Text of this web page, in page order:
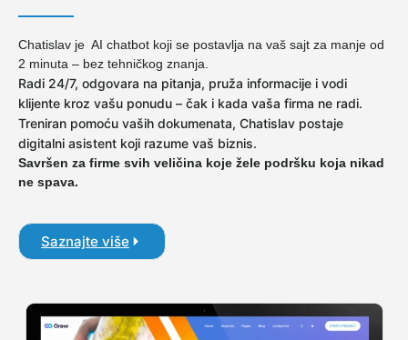
Chatislav je AI chatbot koji se postavlja na vaš sajt za manje od
2 minuta – bez tehničkog znanja.
Radi 24/7, odgovara na pitanja, pruža informacije i vodi
klijente kroz vašu ponudu – čak i kada vaša firma ne radi.
Treniran pomoću vaših dokumenata, Chatislav postaje
digitalni asistent koji razume vaš biznis.
Savršen za firme svih veličina koje žele podršku koja nikad
ne spava.
Saznajte više